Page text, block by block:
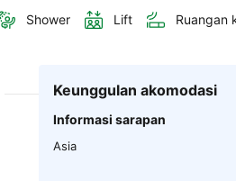
Shower Lift Ruangan
Keunggulan akomodasi
Informasi sarapan
Asia